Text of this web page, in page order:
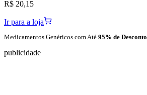
R$ 20,15
Ir para a loja
Medicamentos Genéricos com Até 95% de Desconto
publicidade